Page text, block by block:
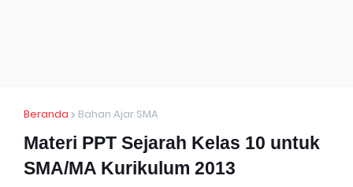
Beranda Bahan Ajar SMA
Materi PPT Sejarah Kelas 10 untuk
SMA/MA Kurikulum 2013